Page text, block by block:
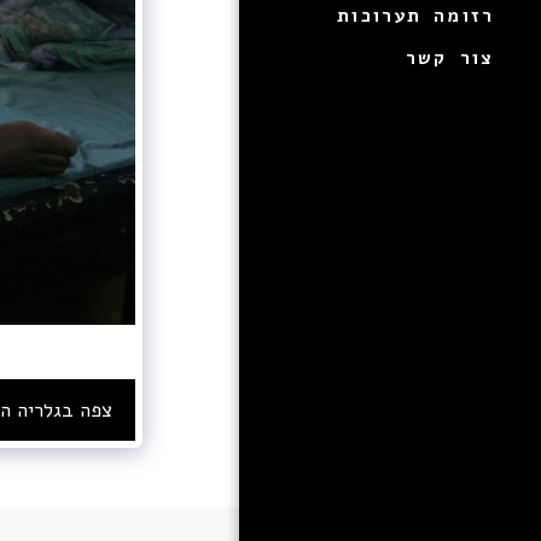
רזומה תערוכות
צור קשר
צפה בגלריה